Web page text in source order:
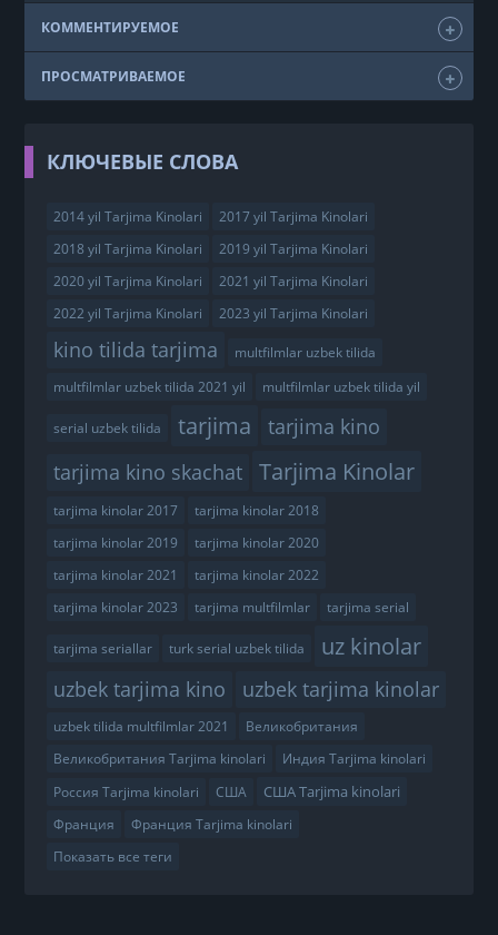
КОММЕНТИРУЕМОЕ
ПРОСМАТРИВАЕМОЕ
КЛЮЧЕВЫЕ СЛОВА
2014 yil Tarjima Kinolari
2017 yil Tarjima Kinolari
2018 yil Tarjima Kinolari
2019 yil Tarjima Kinolari
2020 yil Tarjima Kinolari
2021 yil Tarjima Kinolari
2022 yil Tarjima Kinolari
2023 yil Tarjima Kinolari
kino tilida tarjima
multfilmlar uzbek tilida
multfilmlar uzbek tilida 2021 yil
multfilmlar uzbek tilida yil
serial uzbek tilida tarjima
tarjima kino
tarjima kino skachat
Tarjima Kinolar
tarjima kinolar 2017
tarjima kinolar 2018
tarjima kinolar 2019
tarjima kinolar 2020
tarjima kinolar 2021
tarjima kinolar 2022
tarjima kinolar 2023
tarjima multfilmlar tarjima serial
tarjima seriallar turk serial uzbek tilida uz kinolar
uzbek tarjima kino uzbek tarjima kinolar
uzbek tilida multfilmlar 2021
Великобритания
Великобритания Tarjima kinolari
Индия Tarjima kinolari
Россия Tarjima kinolari
США США Tarjima kinolari
Франция
Франция Tarjima kinolari
Показать все теги